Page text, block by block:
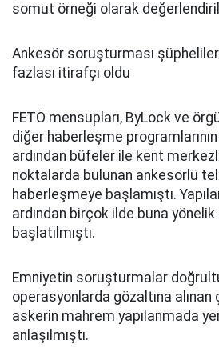
somut örneği olarak
Ankesör soruşturması
fazlası itirafçı oldu
FETÖ mensupları, ByLock ve
diğer haberleşme
ardından büfeler ile kent
noktalarda bulunan ankesörlü
haberleşmeye başlamıştı.
ardından birçok ilde buna
başlatılmıştı.
Emniyetin soruşturmalar
operasyonlarda gözaltına alınan
askerin mahrem yapılanmada yer
anlaşılmıştı.